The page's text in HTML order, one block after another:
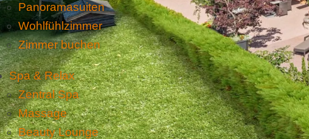
Panoramasuiten
Wohlfühlzimmer
Zimmer buchen
Spa & Relax
Zentral Spa
Massage
Beauty Lounge